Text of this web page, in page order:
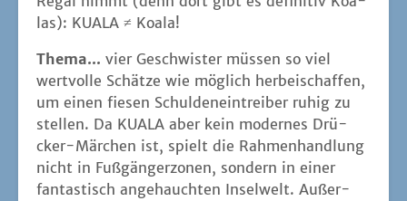
las): KUALA ≠ Koala!
The­ma... vier Geschwis­ter müs­sen so viel
wert­vol­le Schät­ze wie mög­lich her­bei­schaf­fen,
um einen fie­sen Schul­den­ein­trei­ber ruhig zu
stel­len. Da KUALA aber kein moder­nes Drü­
cker-Mär­chen ist, spielt die Rah­men­hand­lung
nicht in Fuß­gän­ger­zo­nen, son­dern in einer
fan­tas­tisch ange­hauch­ten Insel­welt. Außer­